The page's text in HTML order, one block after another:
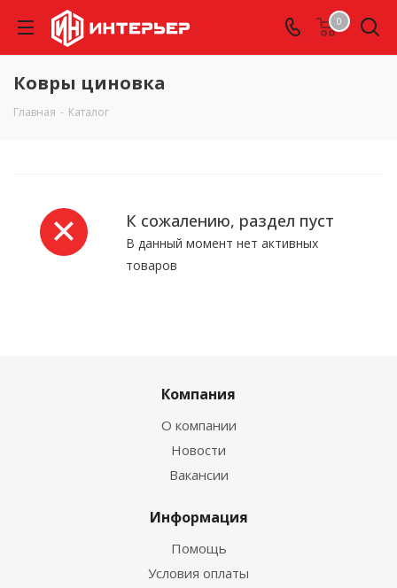
0
Ковры циновка
Главная - Каталог
К сожалению, раздел пуст
В данный момент нет активных
товаров
Компания
О компании
Новости
Вакансии
Информация
Помощь
Условия оплаты